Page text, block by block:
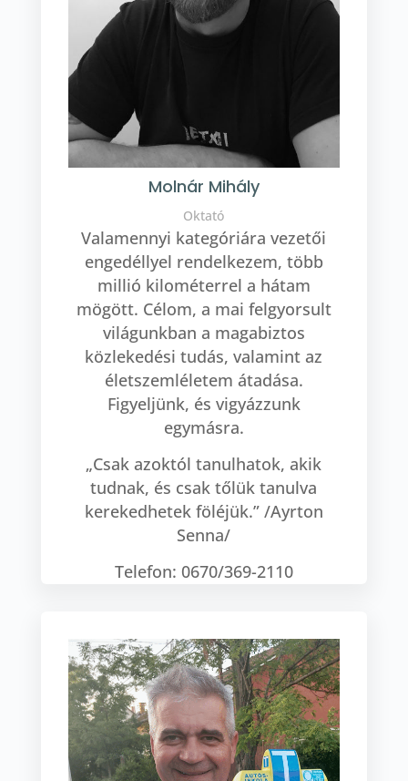
Molnár Mihály
Oktató
Valamennyi kategóriára vezetői
engedéllyel rendelkezem, több
millió kilométerrel a hátam
mögött. Célom, a mai felgyorsult
világunkban a magabiztos
közlekedési tudás, valamint az
életszemléletem átadása.
Figyeljünk, és vigyázzunk
egymásra.
„Csak azoktól tanulhatok, akik
tudnak, és csak tőlük tanulva
kerekedhetek föléjük.” /Ayrton
Senna/
Telefon: 0670/369-2110